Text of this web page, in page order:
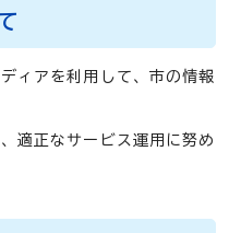
ィアを利用して、市の情報
適正なサービス運用に努め